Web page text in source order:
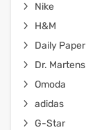
Nike
H&M
Daily Paper
Dr. Martens
Omoda
adidas
G-Star